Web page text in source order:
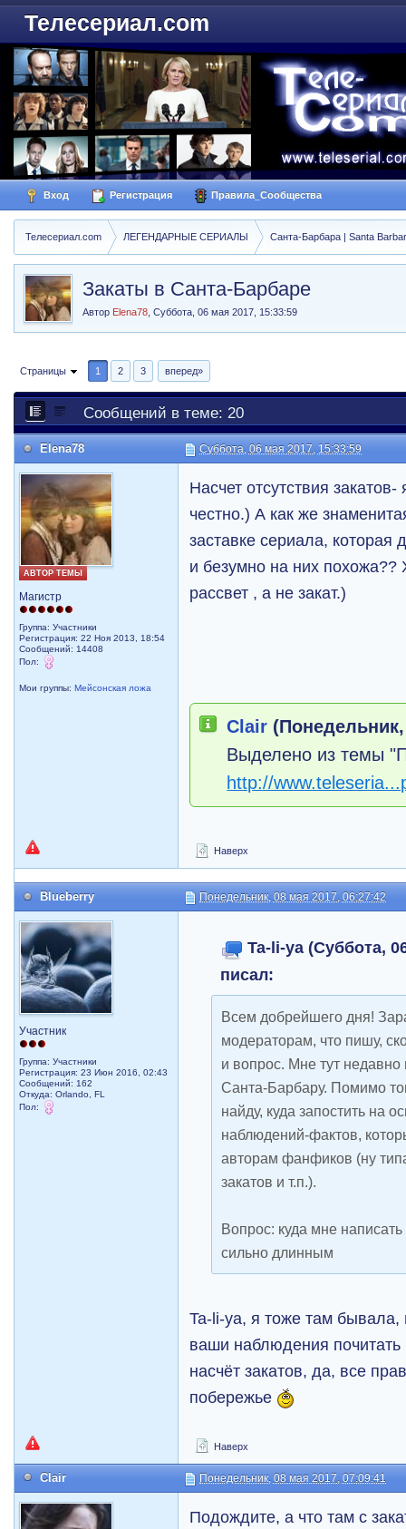
Телесериал.com
Вход Регистрация Правила_Сообщества
Телесериал.com ЛЕГЕНДАРНЫЕ СЕРИАЛЫ Санта-Барбара | Santa
Закаты в Санта-Барбаре
Автор Elena78 ,Суббота, 06 мая 2017, 15:33:59
Страницы 1 2 3 вперед»
Сообщений в теме: 20
Elena78 Суббота, 06 мая 2017, 15:33:59
АВТОР ТЕМЫ
Магистр
Группа: Участники
Регистрация: 22 Ноя 2013, 18:54
Сообщений: 14408
Пол:
Мои группы:Мейсонская ложа
Насчет отсутствия
честно.) А как же
заставке сериала,
и безумно на них
рассвет , а не закат.)
Clair
Выделено из темы
http://
Наверх
Blueberry Понедельник, 08 мая 2017, 06:27:42
Участник
Группа: Участники
Регистрация: 23 Июн 2016, 02:43
Сообщений: 162
Откуда: Orlando, FL
Пол:
Ta-li-ya (Суббота,
писал:
Всем добрейшего дня!
модераторам, что пишу,
и вопрос. Мне тут недавно
Санта-Барбару. Помимо
найду, куда запостить на
наблюдений-фактов,
авторам фанфиков (ну
закатов и т.п.).
Вопрос: куда мне
сильно длинным
Ta-li-ya, я тоже там бывала,
ваши наблюдения
насчёт закатов, да, все
побережье
Наверх
Clair Понедельник, 08 мая 2017, 07:09:41
Подождите, а что там с